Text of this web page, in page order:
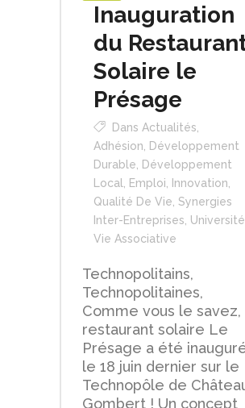
Inauguration
du
Solaire le
Présage
Dans Actualités
Adhésion Développement
Durable Développement
Local
Emploi Innovation
Qualité De Vie Synergies
Inter-Entreprises Université
Vie Associative
Technopolitains,
Technopolitaines,
Comme vous le savez,
restaurant solaire Le
Présage a été
le 18 juin dernier sur le
Technopôle de
Gombert ! Un concept